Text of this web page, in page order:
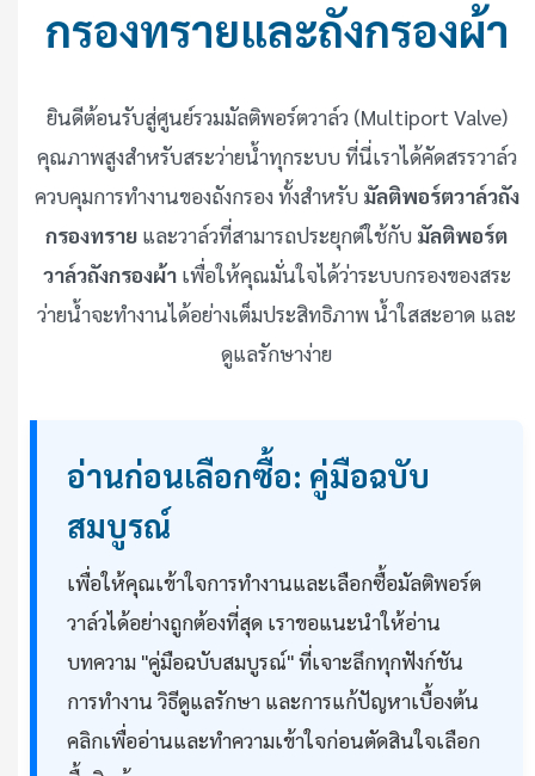
กรองทรายและถังกรองผ้า
ยินดีต้อนรับสู่ศูนย์รวมมัลติพอร์ตวาล์ว (Multiport Valve)
คุณภาพสูงสำหรับสระว่ายน้ำทุกระบบ ที่นี่เราได้คัดสรรวาล์ว
ควบคุมการทำงานของถังกรอง ทั้งสำหรับ มัลติพอร์ตวาล์วถัง
กรองทราย และวาล์วที่สามารถประยุกต์ใช้กับ มัลติพอร์ต
วาล์วถังกรองผ้าเพื่อให้คุณมั่นใจได้ว่าระบบกรองของสระ
ว่ายน้ำจะทำงานได้อย่างเต็มประสิทธิภาพ น้ำใสสะอาด และ
ดูแลรักษาง่าย
อ่านก่อนเลือกซื้อ: คู่มือฉบับ
สมบูรณ์
เพื่อให้คุณเข้าใจการทำงานและเลือกซื้อมัลติพอร์ต
วาล์วได้อย่างถูกต้องที่สุด เราขอแนะนำให้อ่าน
บทความ "คู่มือฉบับสมบูรณ์" ที่เจาะลึกทุกฟังก์ชัน
การทำงาน วิธีดูแลรักษา และการแก้ปัญหาเบื้องต้น
คลิกเพื่ออ่านและทำความเข้าใจก่อนตัดสินใจเลือก